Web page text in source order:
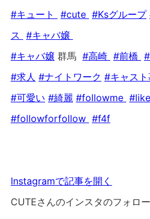
#キュート #cute #Ksグループ
ス #キャバ嬢
#キャバ嬢 群馬 #高崎 #前橋
#求人 #ナイトワーク #キャス
#可愛い #綺麗 #followme
#followforfollow #f4f
Instagramで記事を開く
CUTEさんのインスタのフォロ